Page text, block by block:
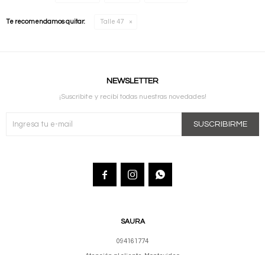
Te recomendamos quitar: Talle 47
SAURA
094161774
NEWSLETTER
¡Suscribite y recibí todas nuestras novedades!
SUSCRIBIRME
  